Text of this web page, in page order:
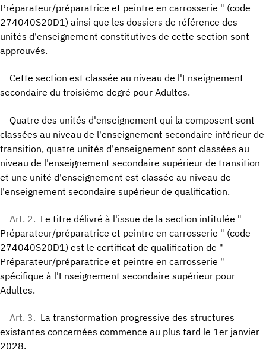
Préparateur/préparatrice et peintre en carrosserie " (code
274040S20D1) ainsi que les dossiers de référence des
unités d'enseignement constitutives de cette section sont
approuvés.
Cette section est classée au niveau de l'Enseignement
secondaire du troisième degré pour Adultes.
Quatre des unités d'enseignement qui la composent sont
classées au niveau de l'enseignement secondaire inférieur de
transition, quatre unités d'enseignement sont classées au
niveau de l'enseignement secondaire supérieur de transition
et une unité d'enseignement est classée au niveau de
l'enseignement secondaire supérieur de qualification.
Art. 2. Le titre délivré à l'issue de la section intitulée "
Préparateur/préparatrice et peintre en carrosserie " (code
274040S20D1) est le certificat de qualification de "
Préparateur/préparatrice et peintre en carrosserie "
spécifique à l'Enseignement secondaire supérieur pour
Adultes.
Art. 3. La transformation progressive des structures
existantes concernées commence au plus tard le 1er janvier
2028.